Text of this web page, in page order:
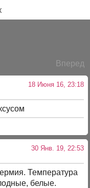
Вперед
18 Июня 16, 23:18
30 Янв. 19, 22:53
Температура
белые.